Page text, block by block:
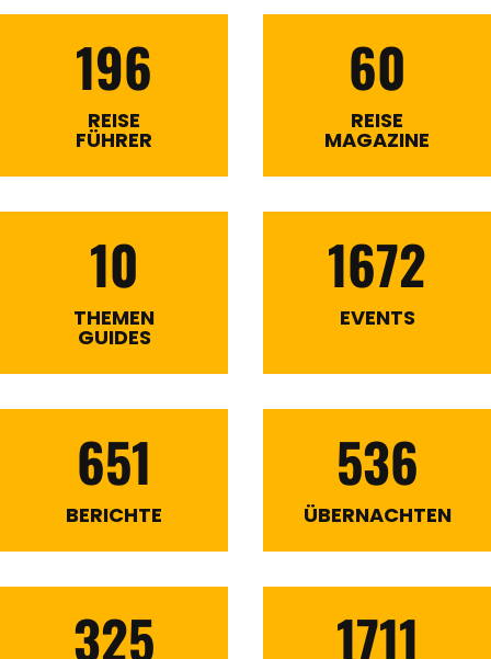
196
REISE
FÜHRER
60
REISE
MAGAZINE
10
THEMEN
GUIDES
1672
EVENTS
651
BERICHTE
536
ÜBERNACHTEN
325 1711